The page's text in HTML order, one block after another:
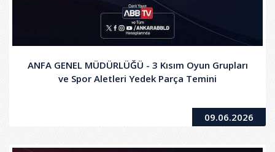
ANFA GENEL MÜDÜRLÜĞÜ - 3 Kısım Oyun Grupları
ve Spor Aletleri Yedek Parça Temini
09.06.2026